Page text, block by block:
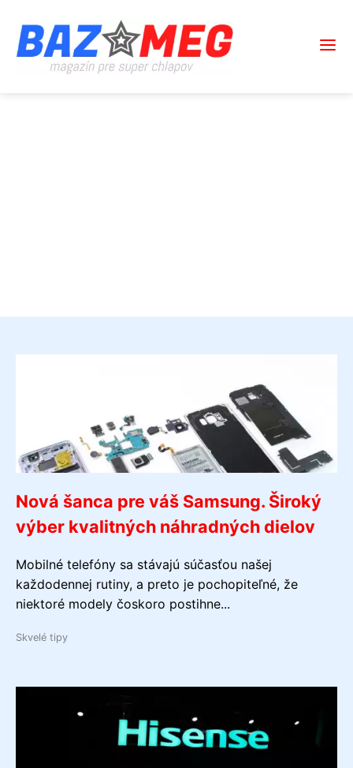
Nová šanca pre váš Samsung. Široký
výber kvalitných náhradných dielov
Mobilné telefóny sa stávajú súčasťou našej
každodennej rutiny, a preto je pochopiteľné, že
niektoré modely čoskoro postihne...
Skvelé tipy